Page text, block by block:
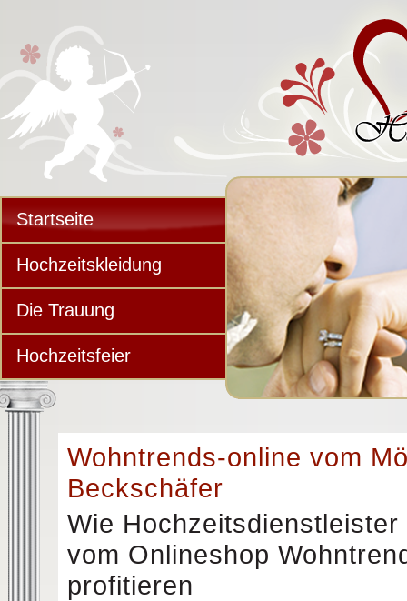
Startseite
Hochzeitskleidung
Die Trauung
Hochzeitsfeier
Wohntrends-online vom
Beckschäfer
Wie
vom Onlineshop
profitieren